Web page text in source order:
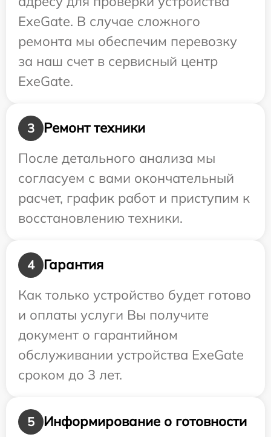
ExeGate. В случае сложного
ремонта мы обеспечим перевозку
за наш счет в сервисный центр
ExeGate.
3
Ремонт техники
После детального анализа мы
согласуем с вами окончательный
расчет, график работ и приступим к
восстановлению техники.
4
Гарантия
Как только устройство будет готово
и оплаты услуги Вы получите
документ о гарантийном
обслуживании устройства ExeGate
сроком до 3 лет.
5
Информирование о готовности